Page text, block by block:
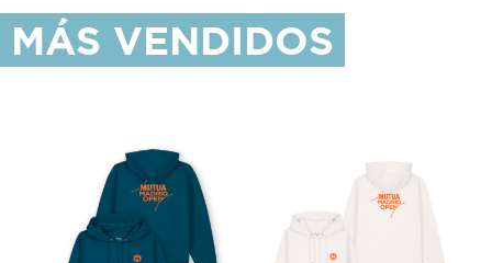
MÁS VENDIDOS